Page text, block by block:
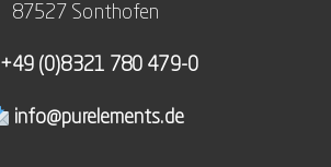
87527 Sonthofen
+49 (0)8321 780 479-0
info@purelements.de